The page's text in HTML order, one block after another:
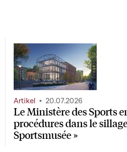
Le Ministère des Sports
procédures dans le
Sportsmusée »
Artikel 20.07.2026